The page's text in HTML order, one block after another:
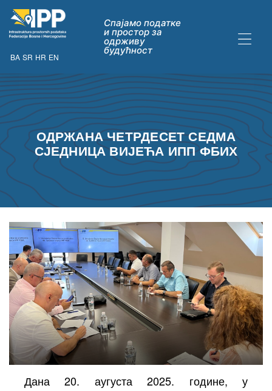
BA SR HR EN
Спајамо податке
и простор за
одрживу
будућност
ОДРЖАНА ЧЕТРДЕСЕТ СЕДМА
СЈЕДНИЦА ВИЈЕЋА ИПП ФБИХ
Дана 20. аугуста 2025. године, у
опћих